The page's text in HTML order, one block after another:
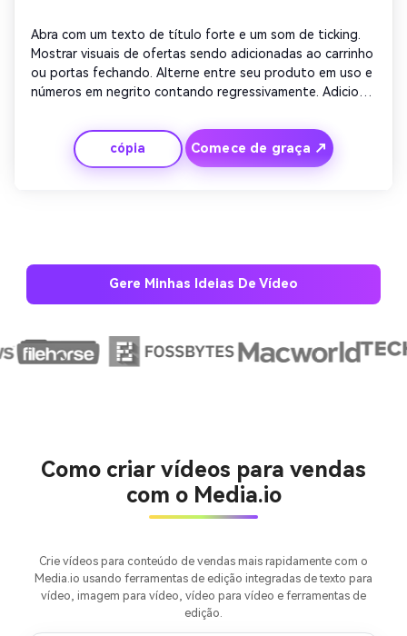
Abra com um texto de título forte e um som de ticking.
Mostrar visuais de ofertas sendo adicionadas ao carrinho
ou portas fechando. Alterne entre seu produto em uso e
números em negrito contando regressivamente. Adicione
atenção. Conclua com animação 'Act Now' sincronizada
com música otimista.
cópia Comece de graça ↗
Gere Minhas Ideias De Vídeo
Como criar vídeos para vendas
com o Media.io
Crie vídeos para conteúdo de vendas mais rapidamente com o
Media.io usando ferramentas de edição integradas de texto para
vídeo, imagem para vídeo, vídeo para vídeo e ferramentas de
edição.
Crie imagens com